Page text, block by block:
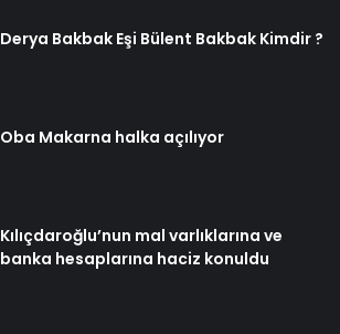
Derya Bakbak Eşi Bülent Bakbak Kimdir ?
Oba Makarna halka açılıyor
Kılıçdaroğlu’nun mal varlıklarına ve
banka hesaplarına haciz konuldu